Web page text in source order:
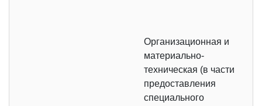
Организационная и
материально-
техническая (в части
предоставления
специального